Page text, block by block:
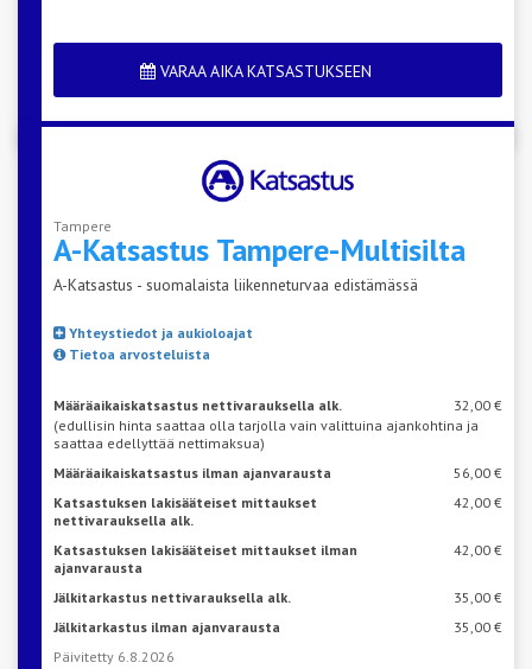
VARAA AIKA KATSASTUKSEEN
Tampere
A-Katsastus Tampere-Multisilta
A-Katsastus - suomalaista liikenneturvaa edistämässä
Yhteystiedot ja aukioloajat
Tietoa arvosteluista
Määräaikaiskatsastus nettivarauksella alk.
32,00 €
(edullisin hinta saattaa olla tarjolla vain valittuina ajankohtina ja
saattaa edellyttää nettimaksua)
Määräaikaiskatsastus ilman ajanvarausta
56,00 €
Katsastuksen lakisääteiset mittaukset
nettivarauksella alk.
42,00 €
Katsastuksen lakisääteiset mittaukset ilman
ajanvarausta
42,00 €
Jälkitarkastus nettivarauksella alk.
35,00 €
Jälkitarkastus ilman ajanvarausta
35,00 €
Päivitetty 6.8.2026